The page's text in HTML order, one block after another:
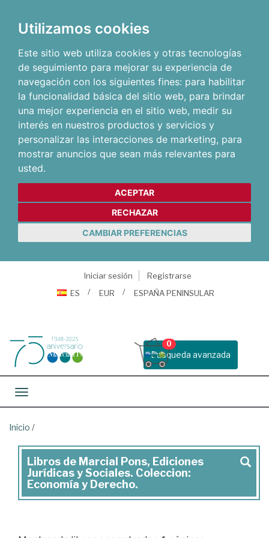
Utilizamos cookies
Este sitio web utiliza cookies y otras tecnologías
de seguimiento para mejorar su experiencia de
navegación con los siguientes fines: para habilitar
la funcionalidad básica del sitio web, para brindar
una mejor experiencia en el sitio web, medir su
interés en nuestros productos y servicios y
personalizar las interacciones de marketing, para
mostrar anuncios que sean más relevantes para
usted.
ACEPTAR
RECHAZAR
CAMBIAR PREFERENCIAS
Iniciar sesión
Registrarse
ES
EUR ESPAÑA PENINSULAR
Busqueda avanzada
0
Toggle navigation
Inicio /
Marcial
Pons,
Ediciones
Libros de Marcial Pons, Ediciones
Jurídicas y Sociales. Coleccion:
Economía y Derecho.